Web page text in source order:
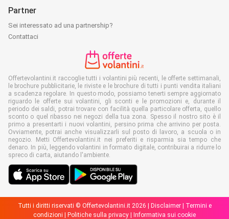
Partner
Sei interessato ad una partnership?
Contattaci
Offertevolantini.it raccoglie tutti i volantini più recenti, le offerte settimanali,
le brochure pubblicitarie, le riviste e le brochure di tutti i punti vendita italiani
a scadenza regolare. In questo modo, possiamo tenerti sempre aggiornato
riguardo le offerte sui volantini, gli sconti e le promozioni e, durante il
periodo dei saldi, potrai trovare con facilità quella particolare offerta, quello
sconto o quel ribasso nei negozi della tua zona. Spesso il nostro sito è il
primo a presentarti i nuovi volantini, persino prima che arrivino per posta.
Ovviamente, potrai anche visualizzarli sul posto di lavoro, a scuola o in
negozio. Metti Offertevolantini.it nei preferiti e risparmia sia tempo che
denaro. In più, leggendo volantini in formato digitale, contribuirai a ridurre lo
spreco di carta, aiutando l'ambiente.
Tutti i diritti riservati © Offertevolantini.it 2026 | Disclaimer|
Termini e
condizioni
Politiche sulla privacy Informativa sui cookie